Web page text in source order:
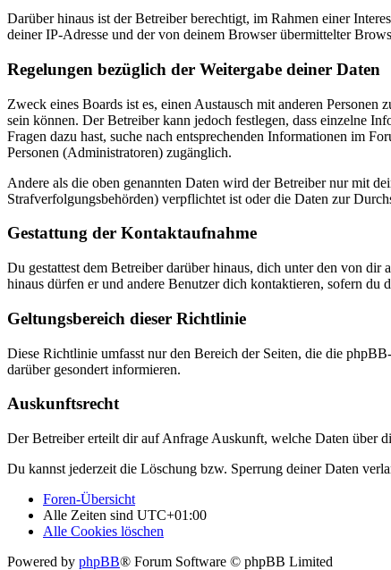
Darüber hinaus ist der Betreiber berechtigt, im Rahmen einer
deiner IP-Adresse und der von deinem Browser übermittelter
Regelungen bezüglich der Weitergabe deiner Daten
Zweck eines Boards ist es, einen Austausch mit anderen
sein können. Der Betreiber kann jedoch festlegen, dass einzelne
Fragen dazu hast, suche nach entsprechenden Informationen im
Personen (Administratoren) zugänglich.
Andere als die oben genannten Daten wird der Betreiber nur mit
Strafverfolgungsbehörden) verpflichtet ist oder die Daten zur
Gestattung der Kontaktaufnahme
Du gestattest dem Betreiber darüber hinaus, dich unter den von
hinaus dürfen er und andere Benutzer dich kontaktieren, sofern du
Geltungsbereich dieser Richtlinie
Diese Richtlinie umfasst nur den Bereich der Seiten, die die
darüber gesondert informieren.
Auskunftsrecht
Der Betreiber erteilt dir auf Anfrage Auskunft, welche Daten über
Du kannst jederzeit die Löschung bzw. Sperrung deiner Daten
Foren-Übersicht
Alle Zeiten sind UTC+01:00
Alle Cookies löschen
Powered by phpBB® Forum Software © phpBB Limited